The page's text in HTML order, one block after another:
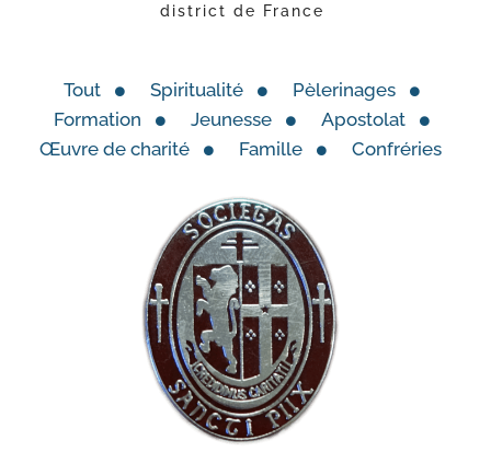
dis­trict de France
Tout Spiritualité
Pèlerinages
Formation
Jeunesse
Apostolat
Œuvre de cha­ri­té
Famille Confréries